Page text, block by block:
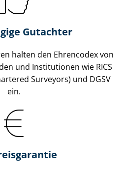
Gutachter
halten den Ehrencodex von
und Institutionen wie RICS
Surveyors) und DGSV
ein.